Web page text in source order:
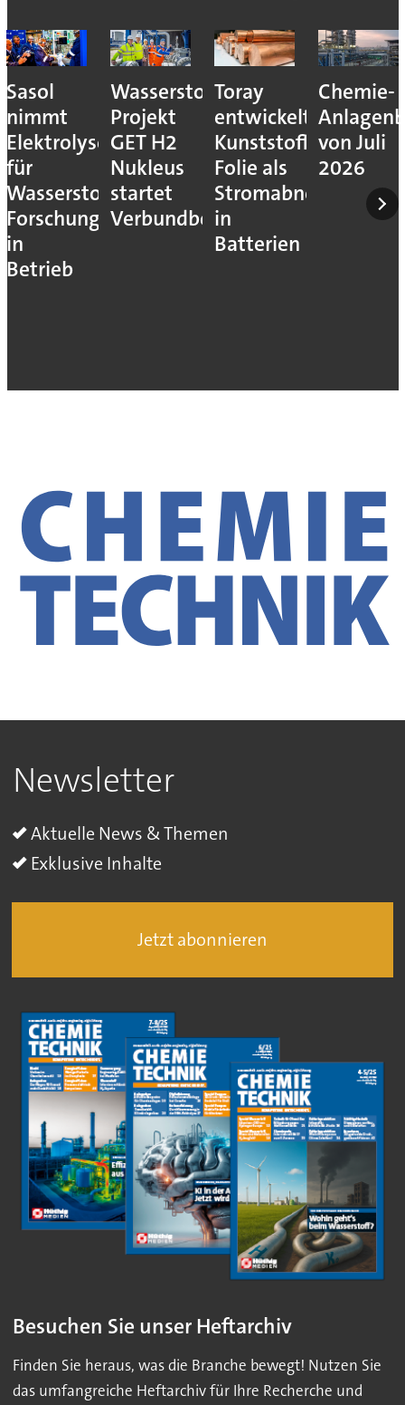
Sasol
nimmt
Elektrolyseur
für
Wasserstoff-
Forschung
in
Betrieb
Wasserstoff-
Projekt
GET H2
Nukleus
startet
Verbundbetrieb
Toray
entwickelt
Kunststoff-
Folie als
Stromabnehmer
in
Batterien
Chemie-
von Juli
2026
Newsletter
Aktuelle News & Themen
Exklusive Inhalte
Jetzt abonnieren
Besuchen Sie unser Heftarchiv
Finden Sie heraus, was die Branche bewegt! Nutzen Sie
das umfangreiche Heftarchiv für Ihre Recherche und